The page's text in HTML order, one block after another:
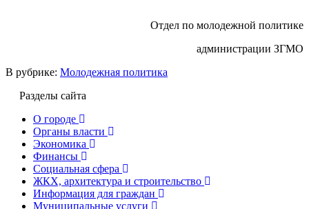
Отдел по молодежной политике
администрации ЗГМО
В рубрике: Молодежная политика
Разделы сайта
О городе
Органы власти
Экономика
Финансы
Социальная сфера
ЖКХ, архитектура и строительство
Информация для граждан
Муниципальные услуги